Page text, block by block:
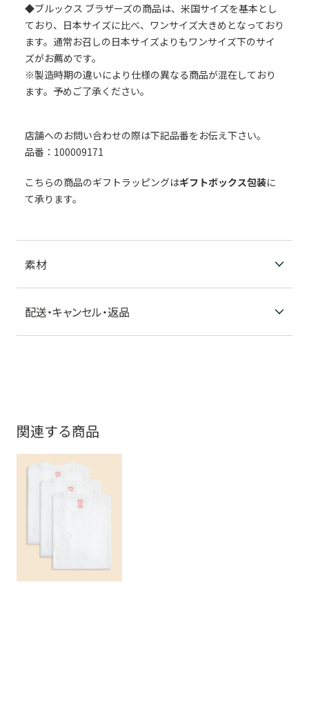
◆ブルックス ブラザーズの商品は、米国サイズを基本とし
ており、日本サイズに比べ、ワンサイズ大きめとなっており
ます。通常お召しの日本サイズよりもワンサイズ下のサイ
ズがお薦めです。
※製造時期の違いにより仕様の異なる商品が混在しており
ます。予めご了承ください。
店舗へのお問い合わせの際は下記品番をお伝え下さい。
品番：100009171
こちらの商品のギフトラッピングはギフトボックス包装に
て承ります。
素材
配送・キャンセル・返品
関連する商品